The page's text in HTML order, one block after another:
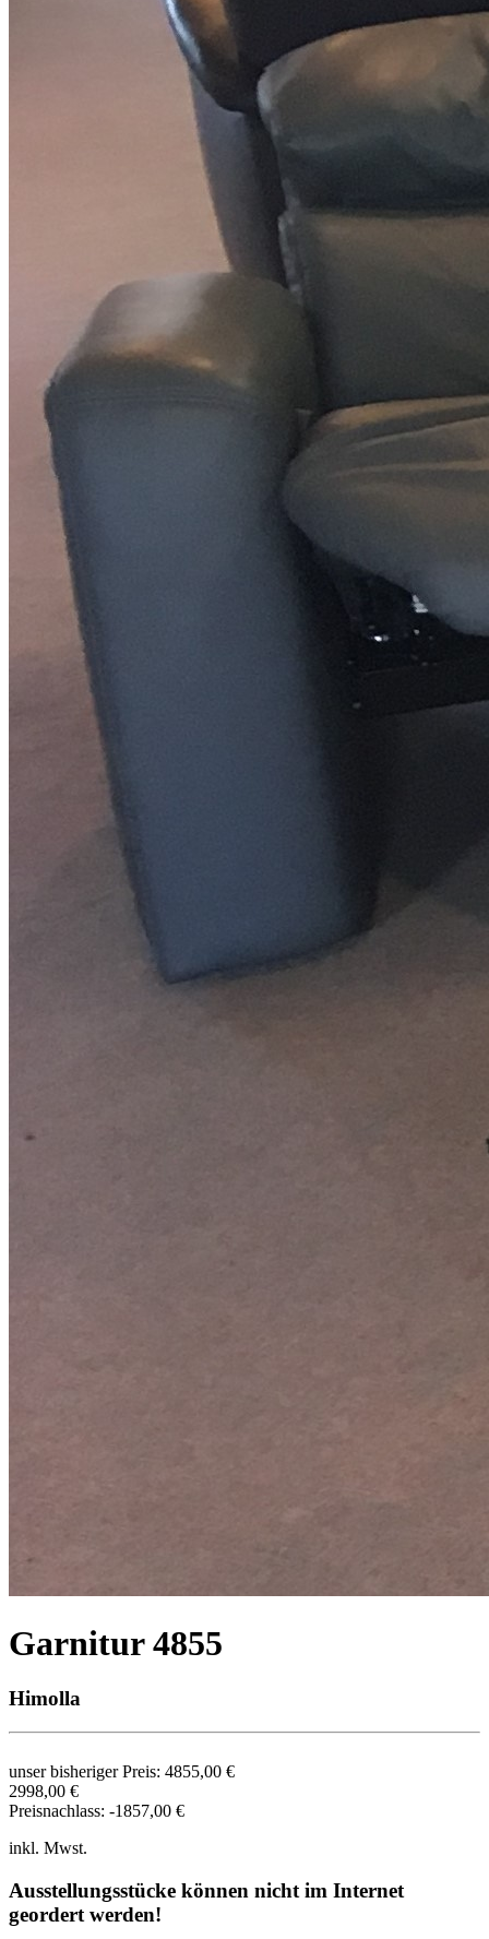
Garnitur 4855
Himolla
unser bisheriger Preis: 4855,00 €
2998,00 €
Preisnachlass: -1857,00 €
inkl. Mwst.
Ausstellungsstücke können nicht im Internet
geordert werden!